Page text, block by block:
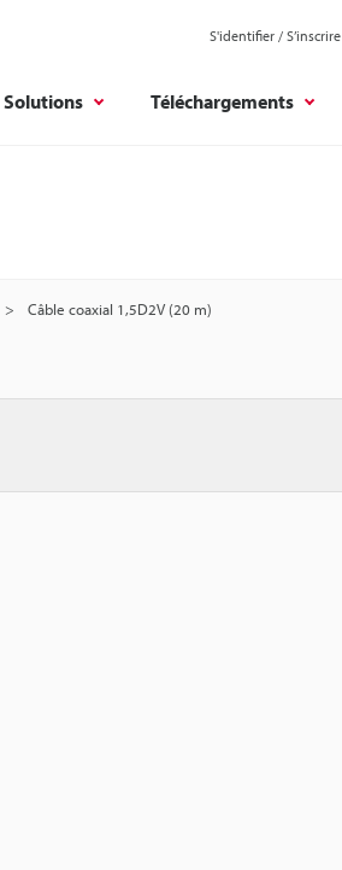
S'identifier / S’inscrire
Solutions Téléchargements
Câble coaxial 1,5D2V (20 m)